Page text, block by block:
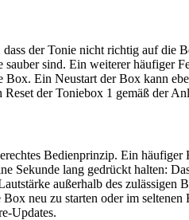
der Tonie nicht richtig auf die
sind. Ein weiterer häufiger
Ein Neustart der Box kann
der Toniebox 1 gemäß der
Bedienprinzip. Ein
Sekunde lang gedrückt halten:
außerhalb des
neu zu starten oder im
Updates.